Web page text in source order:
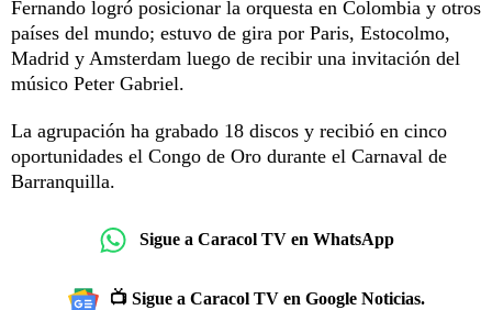
Fernando logró posicionar la orquesta en Colombia y otros
países del mundo; estuvo de gira por Paris, Estocolmo,
Madrid y Amsterdam luego de recibir una invitación del
músico Peter Gabriel.
La agrupación ha grabado 18 discos y recibió en cinco
oportunidades el Congo de Oro durante el Carnaval de
Barranquilla.
Sigue a Caracol TV en WhatsApp
📺 Sigue a Caracol TV en Google Noticias.